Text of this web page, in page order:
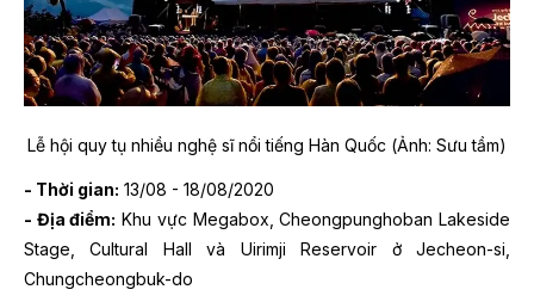
Lễ hội quy tụ nhiều nghệ sĩ nổi tiếng Hàn Quốc (Ảnh: Sưu tầm)
- Thời gian: 13/08 - 18/08/2020
- Địa điểm: Khu vực Megabox, Cheongpunghoban Lakeside
Stage, Cultural Hall và Uirimji Reservoir ở Jecheon-si,
Chungcheongbuk-do